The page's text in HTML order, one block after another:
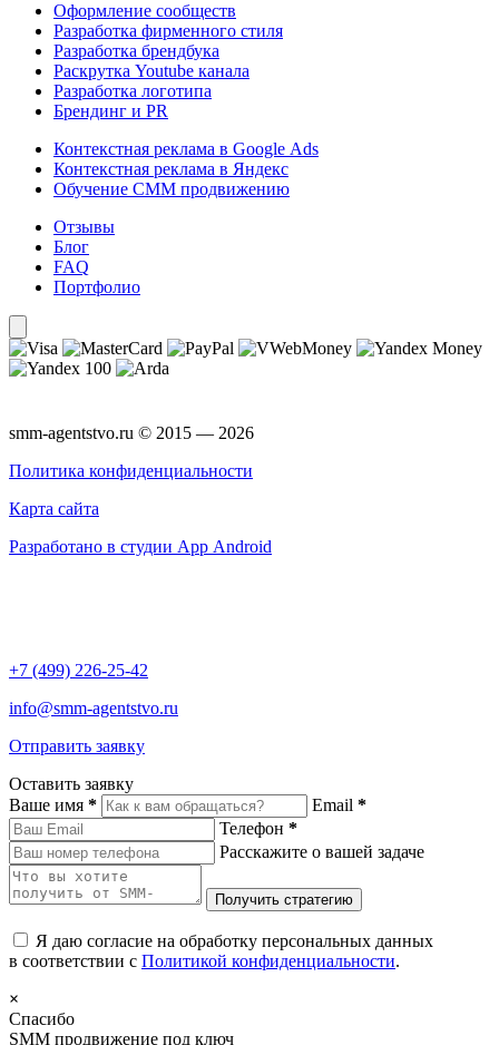
Оформление сообществ
Разработка фирменного стиля
Разработка брендбука
Раскрутка Youtube канала
Разработка логотипа
Брендинг и PR
Контекстная реклама в Google Ads
Контекстная реклама в Яндекс
Обучение СММ продвижению
Отзывы
Блог
FAQ
Портфолио
smm-agentstvo.ru © 2015 — 2026
Политика конфиденциальности
Карта сайта
Разработано в студии App Android
+7 (499) 226-25-42
info@smm-agentstvo.ru
Отправить заявку
Оставить заявку
Ваше имя * Email *
Телефон *
Расскажите о вашей задаче
Я даю согласие на обработку персональных данных
в соответствии с Политикой конфиденциальности.
×
Спасибо
SMM продвижение под ключ